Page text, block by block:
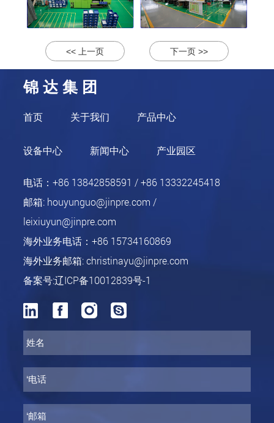
<< 上一页 下一页 >>
锦 达 集 团
首页 关于我们 产品中心
设备中心 新闻中心 产业园区
电话：+86 13842858591 / +86 13332245418
邮箱: houyunguo@jinpre.com /
leixiuyun@jinpre.com
海外业务电话：+86 15734160869
海外业务邮箱:christinayu@jinpre.com
备案号:辽ICP备10012839号-1